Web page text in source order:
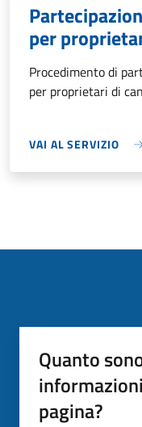
per
Procedimento di
per proprietari di
VAI AL SERVIZIO
Quanto
pagina?